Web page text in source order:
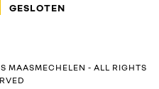
GESLOTEN
MAASMECHELEN - ALL RIGHTS